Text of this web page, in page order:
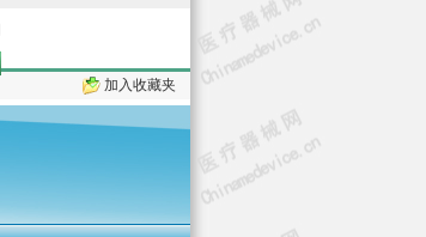
加入收藏夹